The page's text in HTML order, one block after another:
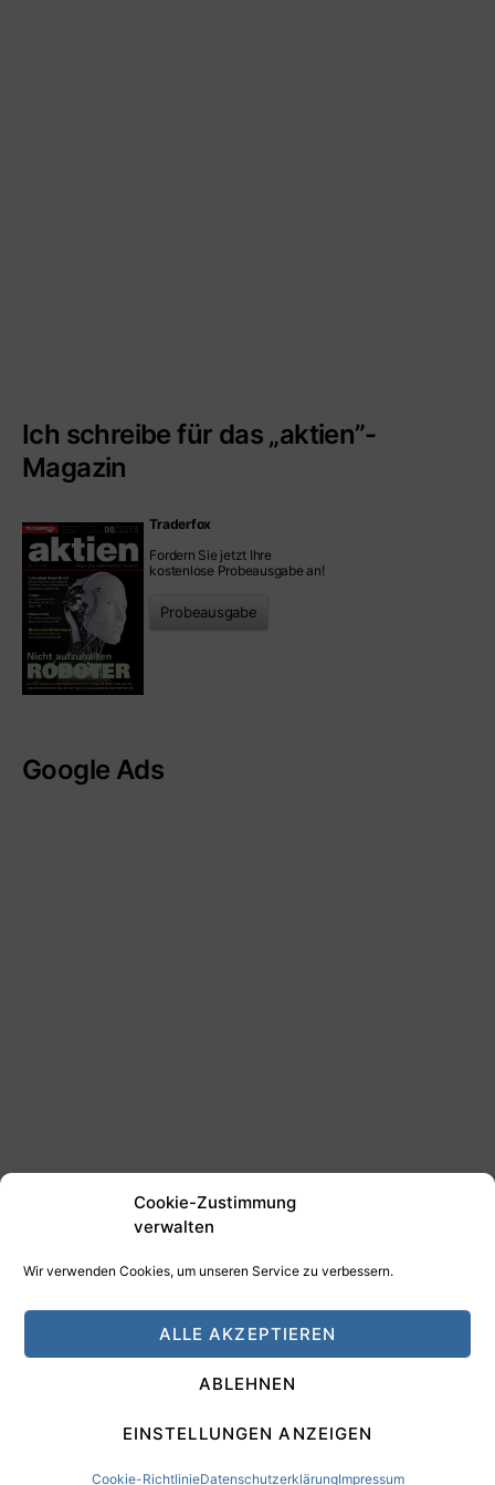
Cookie-Zustimmung
verwalten
Wir verwenden Cookies, um unseren Service zu verbessern.
ALLE AKZEPTIEREN
ABLEHNEN
EINSTELLUNGEN ANZEIGEN
Cookie-RichtlinieDatenschutzerklärungImpressum
Ich schreibe für das „aktien”-
Magazin
Traderfox
Fordern Sie jetzt Ihre
kostenlose Probeausgabe an!
Probeausgabe
Google Ads
HAMANN DESIGN - Digitale Medien
Impressum Datenschutz